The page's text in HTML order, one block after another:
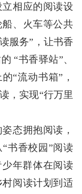
相应的阅读设
、火车等公共
服务”，让书香
“书香驿站”、
“流动书箱”，
，实现“行万里
态拥抱阅读，
书香校园”阅读
年群体在阅读
阅读计划到适